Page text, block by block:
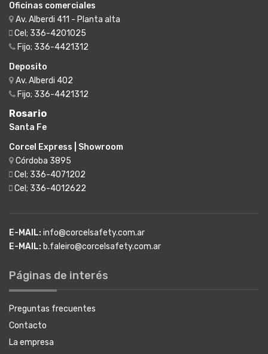
Oficinas comerciales
Av. Alberdi 411 - Planta alta
Cel; 336-4201025
Fijo; 336-4421312
Deposito
Av. Alberdi 402
Fijo; 336-4421312
Rosario
Santa Fe
Corcel Express | Showroom
Córdoba 3895
Cel; 336-4071202
Cel; 336-4012622
E-MAIL: info@corcelsafety.com.ar
E-MAIL: b.faleiro@corcelsafety.com.ar
Páginas de interés
Preguntas frecuentes
Contacto
La empresa